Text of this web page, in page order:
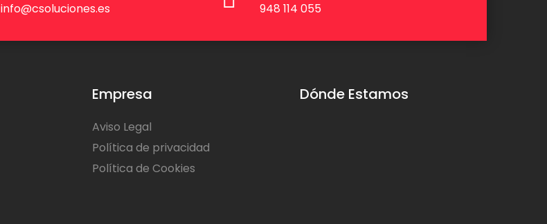
info@csoluciones.es
948 114 055
Empresa
Aviso Legal
Política de privacidad
Política de Cookies
Dónde Estamos